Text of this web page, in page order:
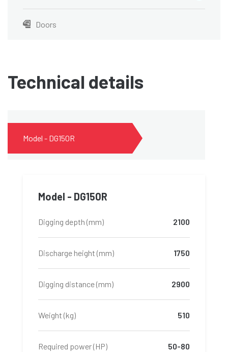
Doors
Technical details
Model - DG150R
Model - DG150R
Digging depth (mm) 2100
Discharge height (mm) 1750
Digging distance (mm) 2900
Weight (kg) 510
Required power (HP) 50-80